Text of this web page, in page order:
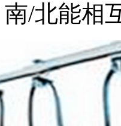
/北能相